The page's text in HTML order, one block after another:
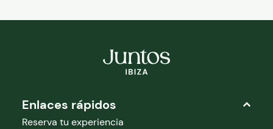
Enlaces rápidos
Reserva tu experiencia